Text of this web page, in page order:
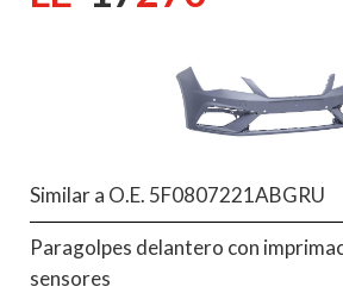
Similar a O.E. 5F0807221ABGRU
Paragolpes delantero con
sensores